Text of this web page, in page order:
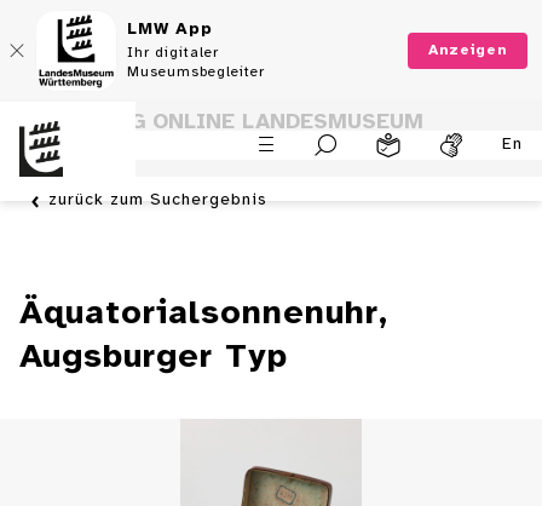
LMW App
Ihr digitaler
Museumsbegleiter
Anzeigen
En
SAMMLUNG ONLINE LANDESMUSEUM
WÜRTTEMBERG
zurück zum Suchergebnis
Äquatorialsonnenuhr,
Augsburger Typ